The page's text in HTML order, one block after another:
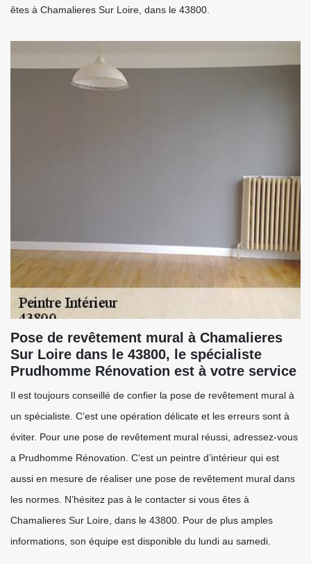
êtes à Chamalieres Sur Loire, dans le 43800.
Pose de revêtement mural à Chamalieres
Sur Loire dans le 43800, le spécialiste
Prudhomme Rénovation est à votre service
Il est toujours conseillé de confier la pose de revêtement mural à
un spécialiste. C’est une opération délicate et les erreurs sont à
éviter. Pour une pose de revêtement mural réussi, adressez-vous
a Prudhomme Rénovation. C’est un peintre d’intérieur qui est
aussi en mesure de réaliser une pose de revêtement mural dans
les normes. N’hésitez pas à le contacter si vous êtes à
Chamalieres Sur Loire, dans le 43800. Pour de plus amples
informations, son équipe est disponible du lundi au samedi.